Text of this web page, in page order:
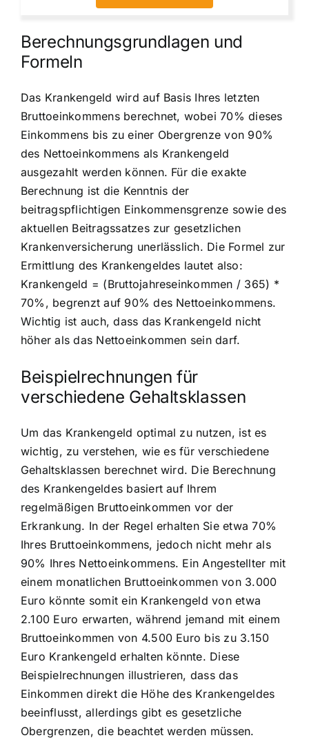
Berechnungsgrundlagen und
Formeln
Das Krankengeld wird auf Basis Ihres letzten
Bruttoeinkommens berechnet, wobei 70% dieses
Einkommens bis zu einer Obergrenze von 90%
des Nettoeinkommens als Krankengeld
ausgezahlt werden können. Für die exakte
Berechnung ist die Kenntnis der
beitragspflichtigen Einkommensgrenze sowie des
aktuellen Beitragssatzes zur gesetzlichen
Krankenversicherung unerlässlich. Die Formel zur
Ermittlung des Krankengeldes lautet also:
Krankengeld = (Bruttojahreseinkommen / 365) *
70%, begrenzt auf 90% des Nettoeinkommens.
Wichtig ist auch, dass das Krankengeld nicht
höher als das Nettoeinkommen sein darf.
Beispielrechnungen für
verschiedene Gehaltsklassen
Um das Krankengeld optimal zu nutzen, ist es
wichtig, zu verstehen, wie es für verschiedene
Gehaltsklassen berechnet wird. Die Berechnung
des Krankengeldes basiert auf Ihrem
regelmäßigen Bruttoeinkommen vor der
Erkrankung. In der Regel erhalten Sie etwa 70%
Ihres Bruttoeinkommens, jedoch nicht mehr als
90% Ihres Nettoeinkommens. Ein Angestellter mit
einem monatlichen Bruttoeinkommen von 3.000
Euro könnte somit ein Krankengeld von etwa
2.100 Euro erwarten, während jemand mit einem
Bruttoeinkommen von 4.500 Euro bis zu 3.150
Euro Krankengeld erhalten könnte. Diese
Beispielrechnungen illustrieren, dass das
Einkommen direkt die Höhe des Krankengeldes
beeinflusst, allerdings gibt es gesetzliche
Obergrenzen, die beachtet werden müssen.